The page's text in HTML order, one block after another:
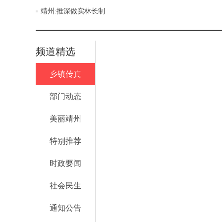
护人民群众生命财产安全
靖州:推深做实林长制
频道精选
乡镇传真
部门动态
美丽靖州
特别推荐
时政要闻
社会民生
通知公告